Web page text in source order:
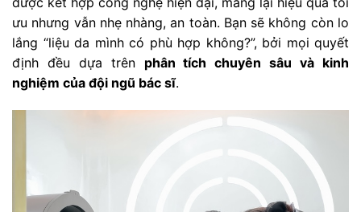
ưu nhưng vẫn nhẹ nhàng, an toàn. Bạn sẽ không còn lo
lắng “liệu da mình có phù hợp không?”, bởi mọi quyết
định đều dựa trên phân tích chuyên sâu và kinh
nghiệm của đội ngũ bác sĩ.